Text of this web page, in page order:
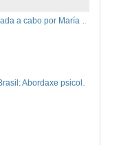
Presentación levada a cabo por María Lameiras